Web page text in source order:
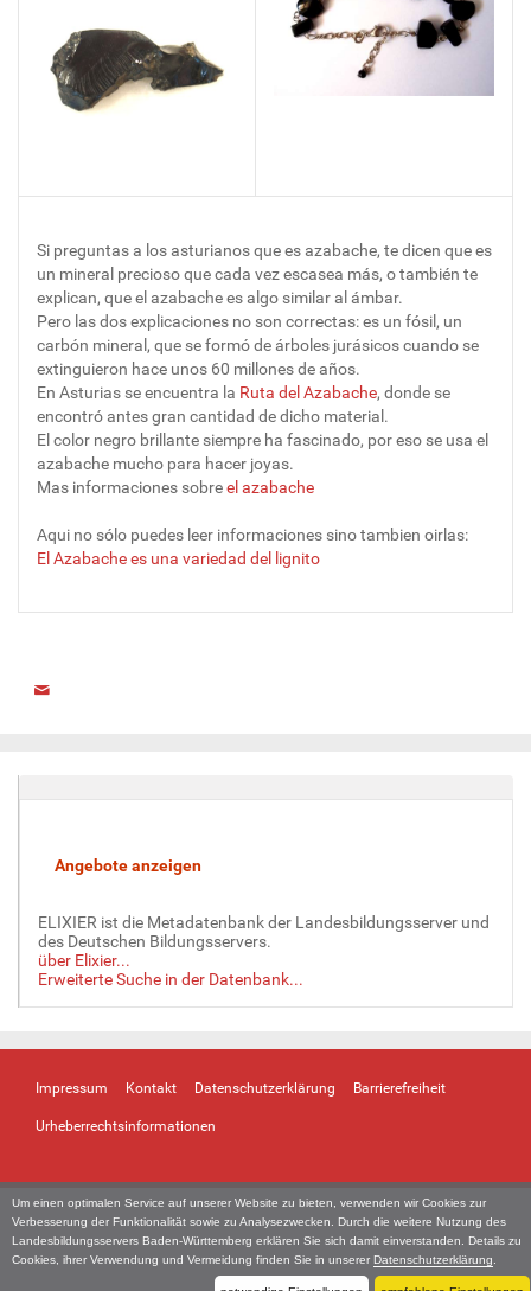
Um einen optimalen Service auf unserer Website zu bieten, verwenden wir Cookies zur
Verbesserung der Funktionalität sowie zu Analysezwecken. Durch die weitere Nutzung des
Landesbildungsservers Baden-Württemberg erklären Sie sich damit einverstanden. Details zu
Cookies, ihrer Verwendung und Vermeidung finden Sie in unserer Datenschutzerklärung
Si preguntas a los asturianos que es azabache, te dicen que es
un mineral precioso que cada vez escasea más, o también te
explican, que el azabache es algo similar al ámbar.
Pero las dos explicaciones no son correctas: es un fósil, un
carbón mineral, que se formó de árboles jurásicos cuando se
extinguieron hace unos 60 millones de años.
En Asturias se encuentra la Ruta del Azabache, donde se
encontró antes gran cantidad de dicho material.
El color negro brillante siempre ha fascinado, por eso se usa el
azabache mucho para hacer joyas.
Mas informaciones sobreel azabache
Aqui no sólo puedes leer informaciones sino tambien oirlas:
El Azabache es una variedad del lignito
ELIXIER ist die Metadatenbank der Landesbildungsserver und
des Deutschen Bildungsservers.
über Elixier...
Erweiterte Suche in der Datenbank...
Impressum Kontakt Datenschutzerklärung Barrierefreiheit
Urheberrechtsinformationen